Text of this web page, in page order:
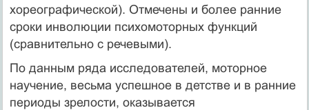
хореографической). Отмечены и более ранние
сроки инволюции психомоторных функций
(сравнительно с речевыми).
По данным ряда исследователей, моторное
научение, весьма успешное в детстве и в ранние
периоды зрелости, оказывается